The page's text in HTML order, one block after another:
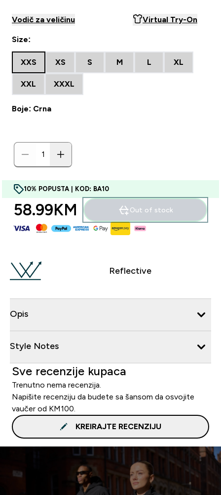
Vodič za veličinu Virtual Try-On
Size:
XXS XS S M L XL
XXL XXXL
Boje: Crna
10% POPUSTA | KOD: BA10
58.99KM‎ Out of stock
Reflective
Opis
Style Notes
Sve recenzije kupaca
Trenutno nema recenzija.
Napišite recenziju da budete sa šansom da osvojite
vaučer od KM100.
KREIRAJTE RECENZIJU